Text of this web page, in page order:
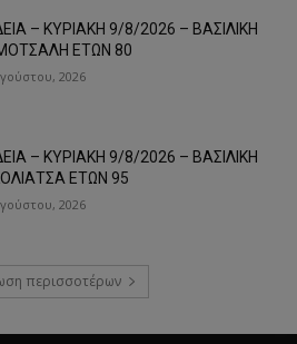
– ΚΥΡΙΑΚΗ 9/8/2026 – ΒΑΣΙΛΙΚΗ
ΕΤΩΝ 80
2026
– ΚΥΡΙΑΚΗ 9/8/2026 – ΒΑΣΙΛΙΚΗ
ΕΤΩΝ 95
2026
περισσοτέρων